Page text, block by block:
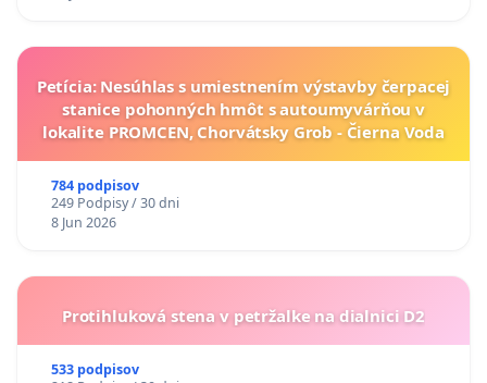
Petícia: Nesúhlas s umiestnením výstavby čerpacej
stanice pohonných hmôt s autoumyvárňou v
lokalite PROMCEN, Chorvátsky Grob - Čierna Voda
784 podpisov
249 Podpisy / 30 dni
8 Jun 2026
Protihluková stena v petržalke na dialnici D2
533 podpisov